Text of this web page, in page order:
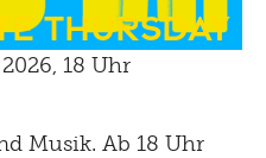
Thursday
18 Uhr
Musik. Ab 18 Uhr